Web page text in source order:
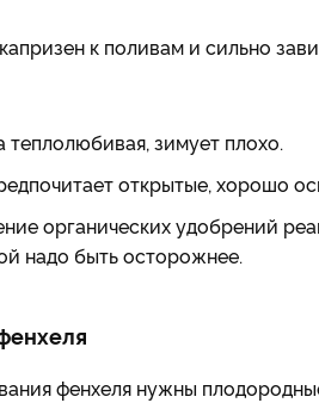
к поливам и сильно
теплолюбивая, зимует плохо.
открытые, хорошо
органических удобрений
надо быть осторожнее.
фенхеля нужны